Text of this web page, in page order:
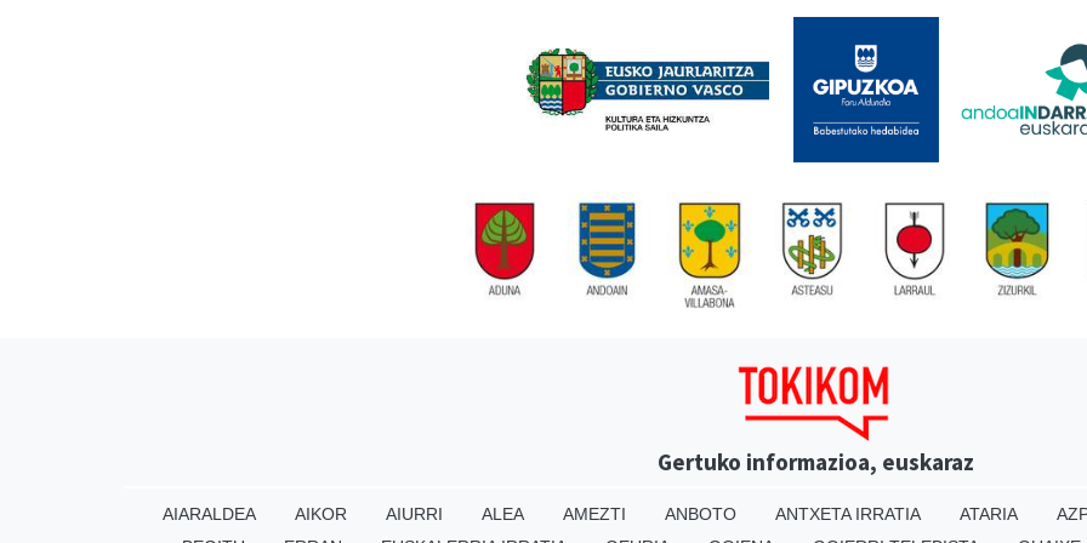
Gertuko informazioa, euskaraz
AIARALDEA AIKOR AIURRI ALEA AMEZTI ANBOTO ANTXETA IRRATIA ATARIA